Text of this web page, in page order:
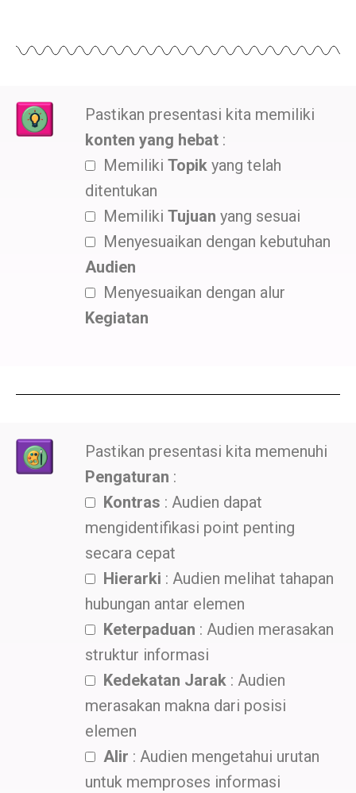
Pastikan presentasi kita memiliki
konten yang hebat:
Memiliki Topikyang telah
ditentukan
Memiliki Tujuan yang sesuai
Menyesuaikan dengan kebutuhan
Audien
Menyesuaikan dengan alur
Kegiatan
Pastikan presentasi kita memenuhi
Pengaturan :
Kontras : Audien dapat
mengidentifikasi point penting
secara cepat
Hierarki : Audien melihat tahapan
hubungan antar elemen
Keterpaduan : Audien merasakan
struktur informasi
Kedekatan Jarak: Audien
merasakan makna dari posisi
elemen
Alir : Audien mengetahui urutan
untuk memproses informasi